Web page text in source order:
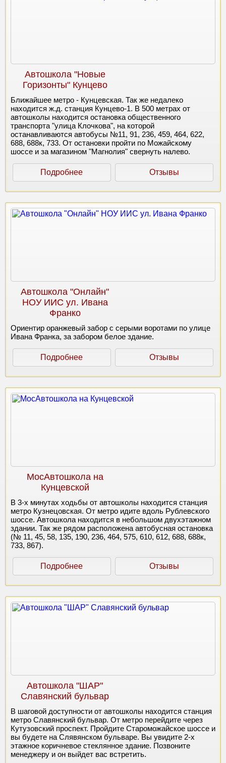
Автошкола "Новые
Горизонты" Кунцево
Ближайшее метро - Кунцевская. Так же недалеко
находится ж.д. станция Кунцево-1. В 500 метрах от
автошколы находится остановка общественного
транспорта "улица Клочкова", на которой
останавливаются автобусы №11, 91, 236, 459, 464, 622,
688, 688к, 733. От остановки пройти по Можайскому
шоссе и за магазином "Магнолия" свернуть налево.
Подробнее Отзывы
Автошкола "Онлайн"
НОУ ИИС ул. Ивана
Франко
Ориентир оранжевый забор с серыми воротами по улице
Ивана Франка, за забором белое здание.
Подробнее Отзывы
МосАвтошкола на
Кунцевской
В 3-х минутах ходьбы от автошколы находится станция
метро Кузнецовская. От метро идите вдоль Рублевского
шоссе. Автошкола находится в небольшом двухэтажном
здании. Так же рядом расположена автобусная остановка
(№ 11, 45, 58, 135, 190, 236, 464, 575, 610, 612, 688, 688к,
733, 867).
Подробнее Отзывы
Автошкола "ШАР"
Славянский бульвар
В шаговой доступности от автошколы находится станция
метро Славянский бульвар. От метро перейдите через
Кутузовский проспект. Пройдите Староможайское шоссе и
вы будете на Слявянском бульваре. Вы увидите 2-х
этажное коричневое стеклянное здание. Позвоните
менеджеру и он выйдет вас встретить.